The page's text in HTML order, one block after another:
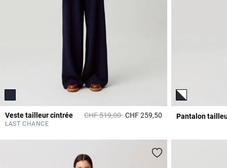
Veste tailleur cintrée Prix réduit à partir de
CHF 519,00àCHF 259,50 5 out of 5 Customer
LAST CHANCE
Pantalon